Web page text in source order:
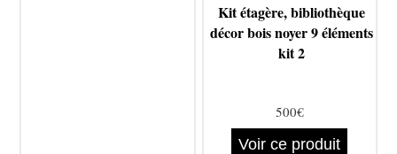
Kit étagère, bibliothèque
décor bois noyer 9 éléments
kit 2
500€
Voir ce produit